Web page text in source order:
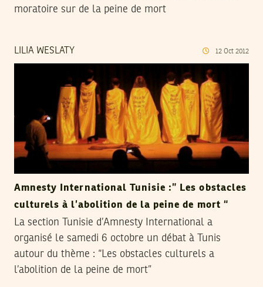
moratoire sur de la peine de mort
LILIA WESLATY 12 Oct 2012
Amnesty International Tunisie :” Les obstacles
culturels à l’abolition de la peine de mort “
La section Tunisie d’Amnesty International a
organisé le samedi 6 octobre un débat à Tunis
autour du thème : “Les obstacles culturels a
l’abolition de la peine de mort”